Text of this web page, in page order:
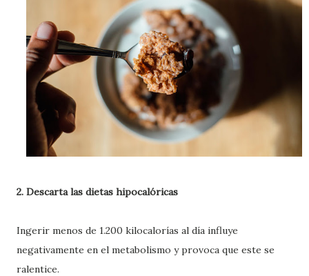
2. Descarta las dietas hipocalóricas
Ingerir menos de 1.200 kilocalorías al día influye
negativamente en el metabolismo y provoca que este se
ralentice.